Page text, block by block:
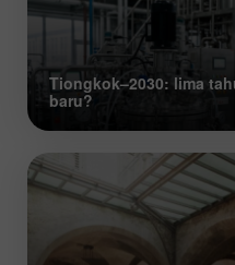
Tiongkok–2030: lima
baru?